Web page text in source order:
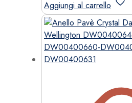
Aggiungi al carrello